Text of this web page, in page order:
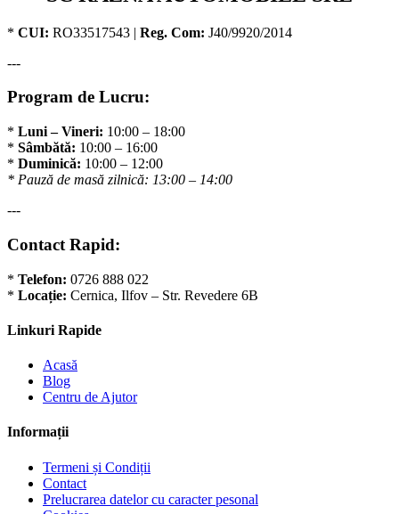
* CUI: RO33517543 | Reg. Com: J40/9920/2014
---
Program de Lucru:
* Luni – Vineri: 10:00 – 18:00
* Sâmbătă: 10:00 – 16:00
* Duminică: 10:00 – 12:00
* Pauză de masă zilnică: 13:00 – 14:00
---
Contact Rapid:
* Telefon: 0726 888 022
* Locație: Cernica, Ilfov – Str. Revedere 6B
Linkuri Rapide
Acasă
Blog
Centru de Ajutor
Informații
Termeni și Condiții
Contact
Prelucrarea datelor cu caracter pesonal